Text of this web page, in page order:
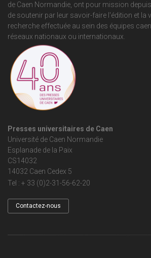
de Caen Normandie, ont pour mission
de soutenir par leur savoir-faire l'édition et la
recherche effectuée au sein des équipes
réseaux nationaux ou internationaux.
Presses universitaires de Caen
Université de Caen Normandie
Esplanade de la Paix
CS14032
14032 Caen Cedex 5
Tel : + 33 (0)2-31-56-62-20
Contactez-nous